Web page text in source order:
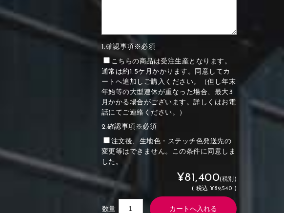
1.確認事項※必須
こちらの商品は受注生産となります。
通常は約1.5ケ月かかります。同意してカ
ートへ追加しご購入ください。（但し年末
年始等の大型連休が重なった場合、最大3
月かかる場合がございます。詳しくはお電
話にてご連絡ください。）
2.確認事項※必須
注文後、生地色・ステッチ色発送先の
変更等はできません。この条件に同意しま
した。
¥81,400(税別)
( 税込 ¥89,540 )
数量